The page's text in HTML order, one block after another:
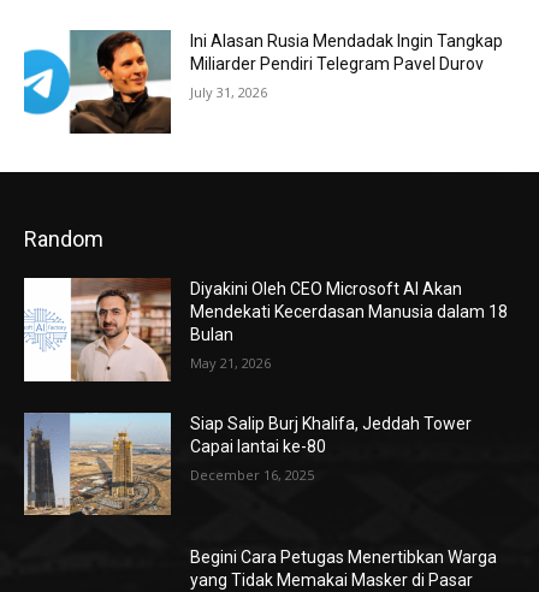
Ini Alasan Rusia Mendadak Ingin Tangkap
Miliarder Pendiri Telegram Pavel Durov
July 31, 2026
Random
Diyakini Oleh CEO Microsoft AI Akan
Mendekati Kecerdasan Manusia dalam 18
Bulan
May 21, 2026
Siap Salip Burj Khalifa, Jeddah Tower
Capai lantai ke-80
December 16, 2025
Begini Cara Petugas Menertibkan Warga
yang Tidak Memakai Masker di Pasar